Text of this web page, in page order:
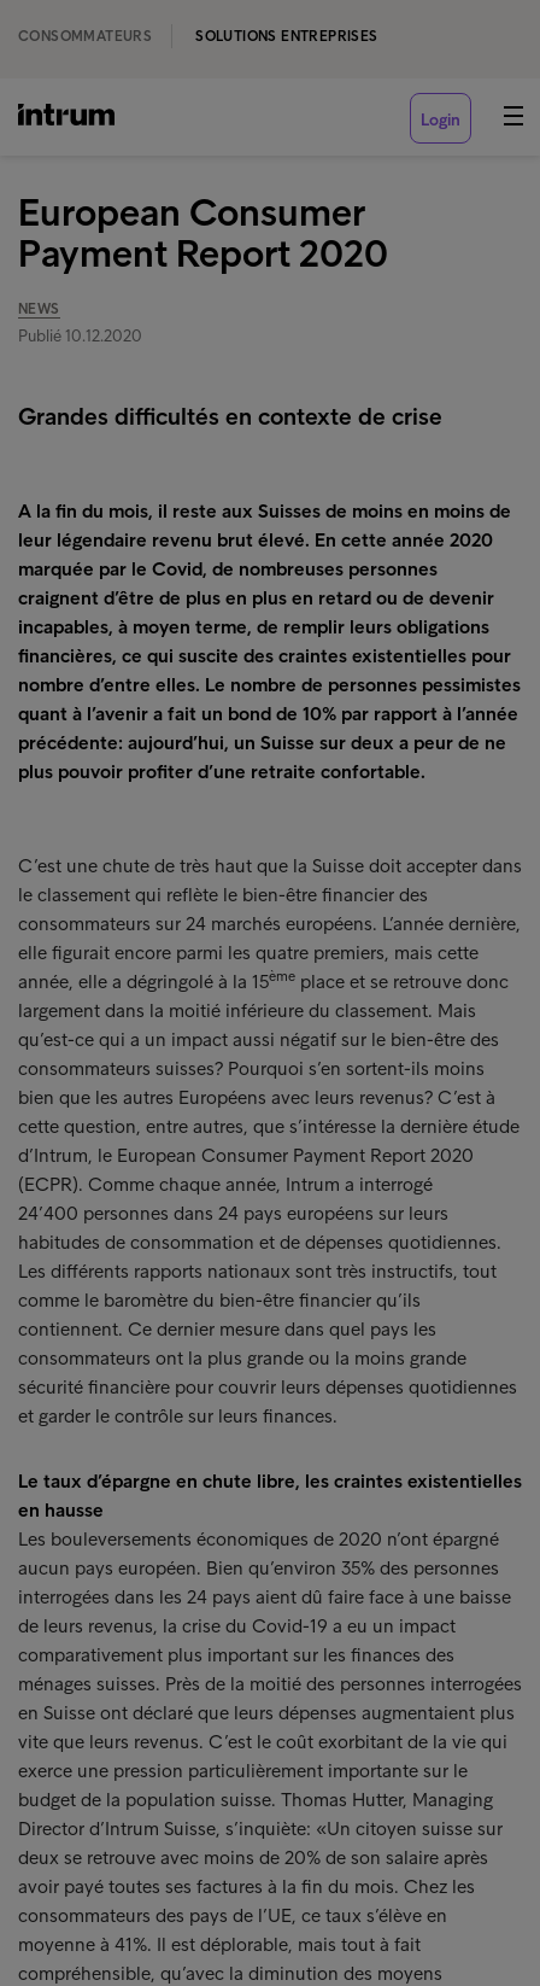
CONSOMMATEURS SOLUTIONS ENTREPRISES
Login
European Consumer
Payment Report 2020
NEWS
Publié 10.12.2020
Grandes difficultés en contexte de crise
A la fin du mois, il reste aux Suisses de moins en moins de
leur légendaire revenu brut élevé. En cette année 2020
marquée par le Covid, de nombreuses personnes
craignent d’être de plus en plus en retard ou de devenir
incapables, à moyen terme, de remplir leurs obligations
financières, ce qui suscite des craintes existentielles pour
nombre d’entre elles. Le nombre de personnes pessimistes
quant à l’avenir a fait un bond de 10% par rapport à l’année
précédente: aujourd’hui, un Suisse sur deux a peur de ne
plus pouvoir profiter d’une retraite confortable.
C’est une chute de très haut que la Suisse doit accepter dans
le classement qui reflète le bien-être financier des
consommateurs sur 24 marchés européens. L’année dernière,
elle figurait encore parmi les quatre premiers, mais cette
année, elle a dégringolé à la 15ème place et se retrouve donc
largement dans la moitié inférieure du classement. Mais
qu’est-ce qui a un impact aussi négatif sur le bien-être des
consommateurs suisses? Pourquoi s’en sortent-ils moins
bien que les autres Européens avec leurs revenus? C’est à
cette question, entre autres, que s’intéresse la dernière étude
d’Intrum, le European Consumer Payment Report 2020
(ECPR). Comme chaque année, Intrum a interrogé
24’400 personnes dans 24 pays européens sur leurs
habitudes de consommation et de dépenses quotidiennes.
Les différents rapports nationaux sont très instructifs, tout
comme le baromètre du bien-être financier qu’ils
contiennent. Ce dernier mesure dans quel pays les
consommateurs ont la plus grande ou la moins grande
sécurité financière pour couvrir leurs dépenses quotidiennes
et garder le contrôle sur leurs finances.
Le taux d’épargne en chute libre, les craintes existentielles
en hausse
Les bouleversements économiques de 2020 n’ont épargné
aucun pays européen. Bien qu’environ 35% des personnes
interrogées dans les 24 pays aient dû faire face à une baisse
de leurs revenus, la crise du Covid-19 a eu un impact
comparativement plus important sur les finances des
ménages suisses. Près de la moitié des personnes interrogées
en Suisse ont déclaré que leurs dépenses augmentaient plus
vite que leurs revenus. C’est le coût exorbitant de la vie qui
exerce une pression particulièrement importante sur le
budget de la population suisse. Thomas Hutter, Managing
Director d’Intrum Suisse, s’inquiète: «Un citoyen suisse sur
deux se retrouve avec moins de 20% de son salaire après
avoir payé toutes ses factures à la fin du mois. Chez les
consommateurs des pays de l’UE, ce taux s’élève en
moyenne à 41%. Il est déplorable, mais tout à fait
compréhensible, qu’avec la diminution des moyens